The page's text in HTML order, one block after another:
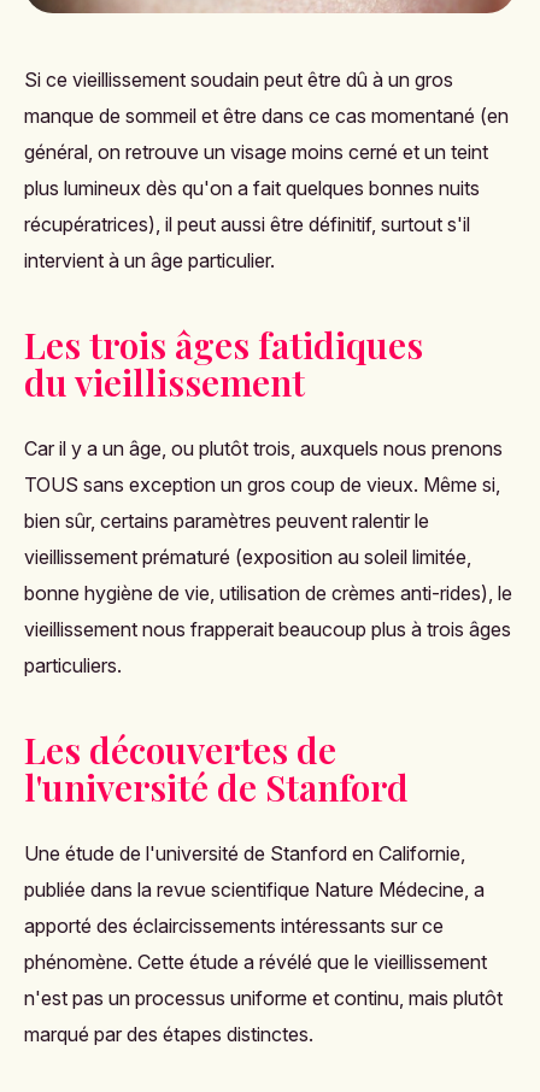
Si ce vieillissement soudain peut être dû à un gros
manque de sommeil et être dans ce cas momentané (en
général, on retrouve un visage moins cerné et un teint
plus lumineux dès qu'on a fait quelques bonnes nuits
récupératrices), il peut aussi être définitif, surtout s'il
intervient à un âge particulier.
Les trois âges fatidiques
du vieillissement
Car il y a un âge, ou plutôt trois, auxquels nous prenons
TOUS sans exception un gros coup de vieux. Même si,
bien sûr, certains paramètres peuvent ralentir le
vieillissement prématuré (exposition au soleil limitée,
bonne hygiène de vie, utilisation de crèmes anti-rides), le
vieillissement nous frapperait beaucoup plus à trois âges
particuliers.
Les découvertes de
l'université de Stanford
Une étude de l'université de Stanford en Californie,
publiée dans la revue scientifique Nature Médecine, a
apporté des éclaircissements intéressants sur ce
phénomène. Cette étude a révélé que le vieillissement
n'est pas un processus uniforme et continu, mais plutôt
marqué par des étapes distinctes.